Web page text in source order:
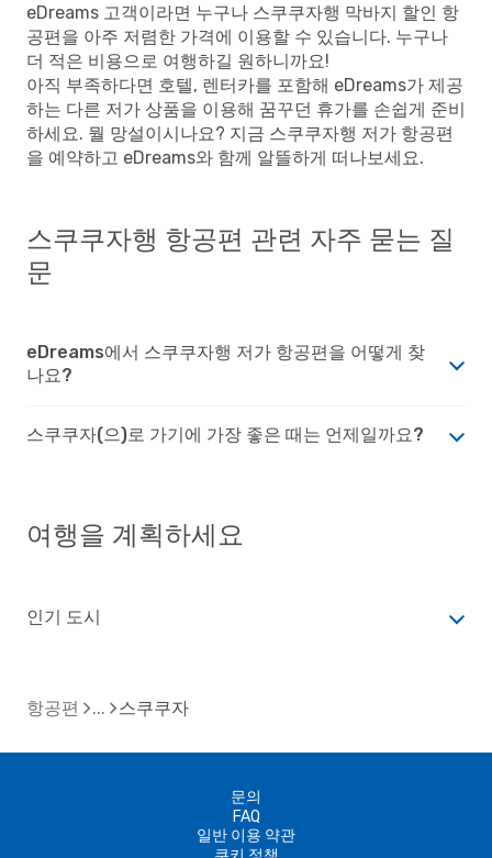
eDreams 고객이라면 누구나 스쿠쿠자행 막바지 할인 항
공편을 아주 저렴한 가격에 이용할 수 있습니다. 누구나
더 적은 비용으로 여행하길 원하니까요!
아직 부족하다면 호텔, 렌터카를 포함해 eDreams가 제공
하는 다른 저가 상품을 이용해 꿈꾸던 휴가를 손쉽게 준비
하세요. 뭘 망설이시나요? 지금 스쿠쿠자행 저가 항공편
을 예약하고 eDreams와 함께 알뜰하게 떠나보세요.
스쿠쿠자행 항공편 관련 자주 묻는 질
문
eDreams에서 스쿠쿠자행 저가 항공편을 어떻게 찾
나요?
스쿠쿠자(으)로 가기에 가장 좋은 때는 언제일까요?
여행을 계획하세요
인기 도시
항공편 스쿠쿠자
문의
FAQ
일반 이용 약관